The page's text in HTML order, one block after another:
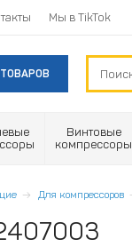
Мы в TikTok
ТОВАРОВ
Винтовые
компрессоры
Для компрессоров